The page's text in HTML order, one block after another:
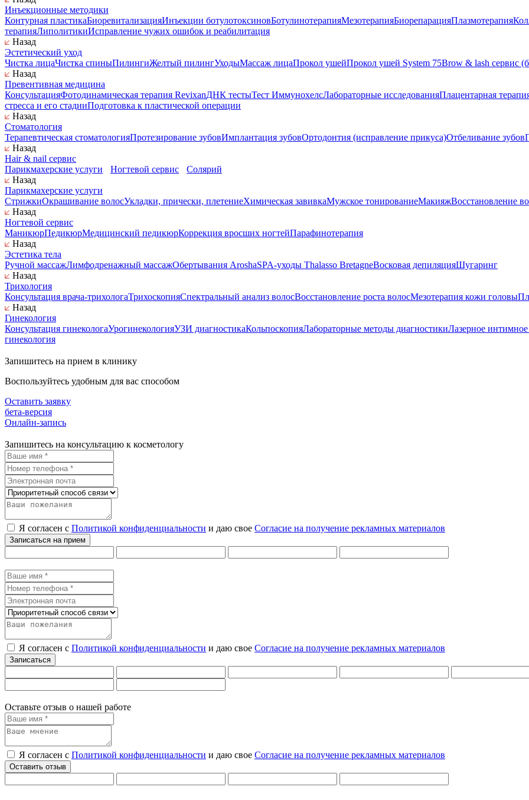
Инъекционные методики
Контурная пластикаБиоревитализацияИнъекции ботулотоксиновБотулинотерапияМезотерапияБиорепарацияПлазмотерапия
терапияЛиполитикиИсправление чужих ошибок и реабилитация
Назад
Эстетический уход
Чистка лицаЧистка спиныПилингиЖелтый пилингУходыМассаж лицаПрокол ушейПрокол ушей System 75Brow & lash сервис
Назад
Превентивная медицина
КонсультацияФотодинамическая терапия RevixanДНК тестыТест ИммунохелсЛабораторные исследованияПлацентарная
стресса и его стадииПодготовка к пластической операции
Назад
Стоматология
Терапевтическая стоматологияПротезирование зубовИмплантация зубовОртодонтия (исправление прикуса)Отбеливание зубов
Назад
Hair & nail сервис
Парикмахерские услуги
Ногтевой сервис
Солярий
Назад
Парикмахерские услуги
СтрижкиОкрашивание волосУкладки, прически, плетениеХимическая завивкаМужское тонированиеМакияжВосстановление
Назад
Ногтевой сервис
МаникюрПедикюрМедицинский педикюрКоррекция вросших ногтейПарафинотерапия
Назад
Эстетика тела
Ручной массажЛимфодренажный массажОбертывания AroshaSPA-уходы Thalasso BretagneВосковая депиляцияШугаринг
Назад
Трихология
Консультация врача-трихологаТрихоскопияСпектральный анализ волосВосстановление роста волосМезотерапия кожи головы
Назад
Гинекология
Консультация гинекологаУрогинекологияУЗИ диагностикаКольпоскопияЛабораторные методы диагностикиЛазерное
гинекология
Запишитесь на прием в клинику
Воспользуйтесь удобным для вас способом
Оставить заявку
бета-версия
Онлайн-запись
Запишитесь на консультацию к косметологу
Я согласен с Политикой конфиденциальности и даю свое Согласие на получение рекламных материалов
Я согласен с Политикой конфиденциальности и даю свое Согласие на получение рекламных материалов
Оставьте отзыв о нашей работе
Я согласен с Политикой конфиденциальности и даю свое Согласие на получение рекламных материалов